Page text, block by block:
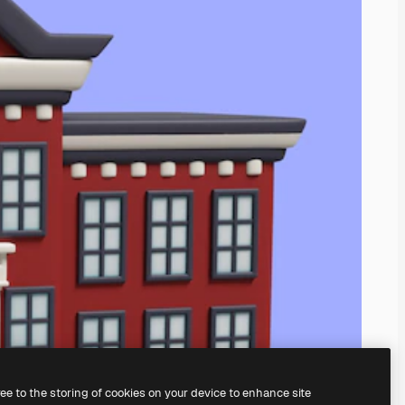
to the storing of cookies on your device to enhance site